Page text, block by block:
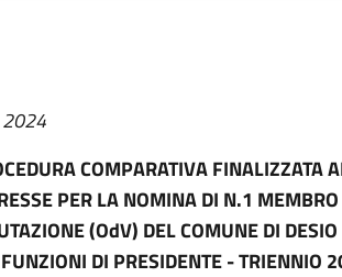
2024
COMPARATIVA FINALIZZATA
PER LA NOMINA DI N.1
(OdV) DEL COMUNE DI
DI PRESIDENTE - TRIENNIO